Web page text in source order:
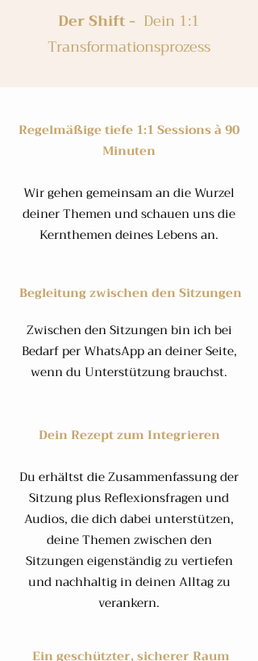
Der Shift - Dein 1:1
Transformationsprozess
​Regelmäßige tiefe 1:1 Sessions à 90
Minuten
Wir gehen gemeinsam an die Wurzel
deiner Themen und schauen uns die
Kernthemen deines Lebens an.
Begleitung zwischen den Sitzungen
Zwischen den Sitzungen bin ich bei
Bedarf per WhatsApp an deiner Seite,
wenn du Unterstützung brauchst.​
Dein Rezept zum Integrieren
Du erhältst die Zusammenfassung der
Sitzung plus Reflexionsfragen und
Audios, die dich dabei unterstützen,
deine Themen zwischen den
Sitzungen eigenständig zu vertiefen
und nachhaltig in deinen Alltag zu
verankern.
​ Ein geschützter, sicherer Raum